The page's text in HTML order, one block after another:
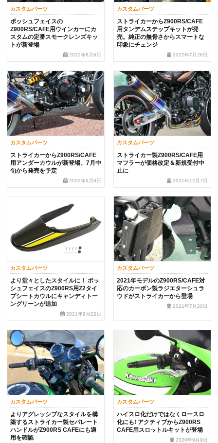
カスタムパーツ
ポッシュフェイスの
Z900RS/CAFE用ウインカーにカ
スタムの定番スモークレンズキッ
トが新登場
2022年8月6日
カスタムパーツ
ストライカーからZ900RS/CAFE
用タンデムステップキットが発
売。純正の無骨さからスマートな
印象にチェンジ
2022年7月26日
カスタムパーツ
ストライカーからZ900RS/CAFE
用アンダーカウルが新登場。7月中
旬から発売を予定
2022年6月9日
カスタムパーツ
ストライカー製Z900RS/CAFE用
マフラーが価格改定＆新規受付中
止に
2021年12月7日
カスタムパーツ
より堂々としたスタイルに！ ポッ
シュフェイスのZ900RS用Z2タイ
プシートカウルにキャンディトー
ングリーンが追加
2021年9月22日
カスタムパーツ
2021年モデルのZ900RS/CAFE対
応のカーボン製ラジエターシュラ
ウドがストライカーから登場
2021年7月20日
カスタムパーツ
よりアグレッシブなスタイルを構
築するストライカー製セパレート
ハンドルがZ900RS CAFEにも適
用を確認
カスタムパーツ
ハイスロ化だけではなくロースロ
化にも! アクティブからZ900RS
CAFE用スロットルキットが登場
2020年9月9日